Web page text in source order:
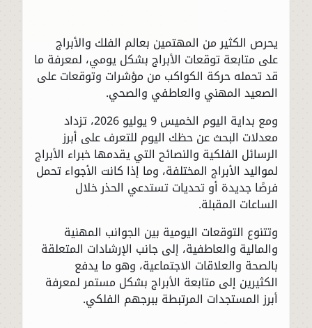
يحرص الكثير من المهتمين بعالم الفلك والأبراج
على متابعة توقعات الأبراج بشكل يومي، لمعرفة ما
قد تحمله حركة الكواكب من مؤشرات وتوقعات على
الصعيد المهني والعاطفي والصحي.
ومع بداية اليوم الخميس 9 يوليو 2026، تزداد
معدلات البحث عن حظك اليوم للتعرف على أبرز
الرسائل الفلكية والنصائح التي يقدمها خبراء الأبراج
لمواليد الأبراج المختلفة، وما إذا كانت الأجواء تحمل
فرصًا جديدة أو تحديات تستدعي الحذر خلال
الساعات المقبلة.
وتتنوع التوقعات اليومية بين الجوانب المهنية
والمالية والعاطفية، إلى جانب الإرشادات المتعلقة
بالصحة والعلاقات الاجتماعية، وهو ما يدفع
الكثيرين إلى متابعة الأبراج بشكل مستمر لمعرفة
أبرز المستجدات المرتبطة ببرجهم الفلكي.